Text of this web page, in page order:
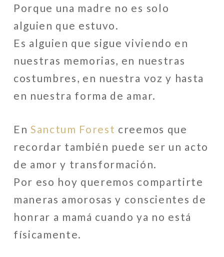
Porque una madre no es solo
alguien que estuvo.
Es alguien que sigue viviendo en
nuestras memorias, en nuestras
costumbres, en nuestra voz y hasta
en nuestra forma de amar.
En Sanctum Forest creemos que
recordar también puede ser un acto
de amor y transformación.
Por eso hoy queremos compartirte
maneras amorosas y conscientes de
honrar a mamá cuando ya no está
físicamente.